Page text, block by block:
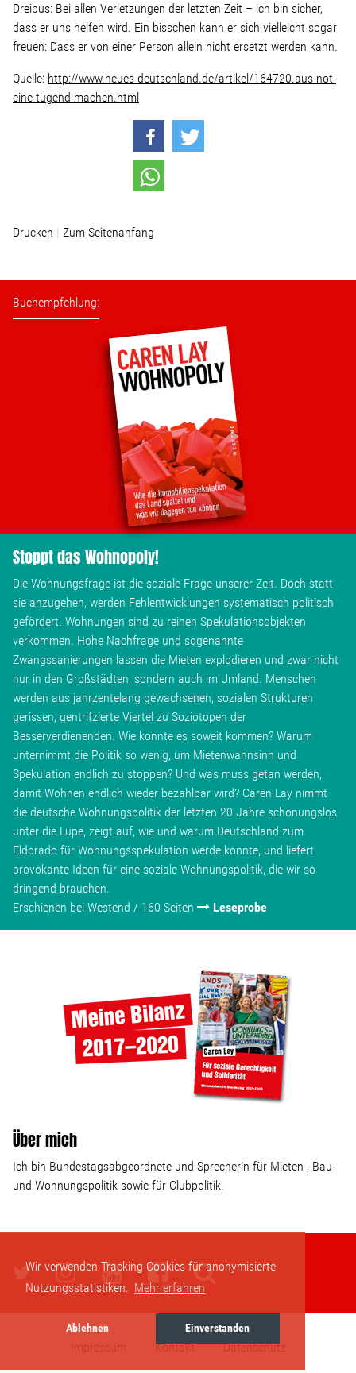
Wir verwenden Tracking-Cookies für anonymisierte
Nutzungsstatistiken. Mehr erfahren
Ablehnen Einverstanden
Dreibus: Bei allen Verletzungen der letzten Zeit – ich bin sicher,
dass er uns helfen wird. Ein bisschen kann er sich vielleicht sogar
freuen: Dass er von einer Person allein nicht ersetzt werden kann.
Quelle: http://www.neues-deutschland.de/artikel/164720.aus-not-
eine-tugend-machen.html
Drucken Zum Seitenanfang
Buchempfehlung:
Stoppt das Wohnopoly!
Die Wohnungsfrage ist die soziale Frage unserer Zeit. Doch statt
sie anzugehen, werden Fehlentwicklungen systematisch politisch
gefördert. Wohnungen sind zu reinen Spekulationsobjekten
verkommen. Hohe Nachfrage und sogenannte
Zwangssanierungen lassen die Mieten explodieren und zwar nicht
nur in den Großstädten, sondern auch im Umland. Menschen
werden aus jahrzentelang gewachsenen, sozialen Strukturen
gerissen, gentrifzierte Viertel zu Soziotopen der
Besserverdienenden. Wie konnte es soweit kommen? Warum
unternimmt die Politik so wenig, um Mietenwahnsinn und
Spekulation endlich zu stoppen? Und was muss getan werden,
damit Wohnen endlich wieder bezahlbar wird? Caren Lay nimmt
die deutsche Wohnungspolitik der letzten 20 Jahre schonungslos
unter die Lupe, zeigt auf, wie und warum Deutschland zum
Eldorado für Wohnungsspekulation werde konnte, und liefert
provokante Ideen für eine soziale Wohnungspolitik, die wir so
dringend brauchen.
Erschienen bei Westend / 160 Seiten
Leseprobe
Über mich
Ich bin Bundestagsabgeordnete und Sprecherin für Mieten-, Bau-
und Wohnungspolitik sowie für Clubpolitik.
Impressum Kontakt Datenschutz